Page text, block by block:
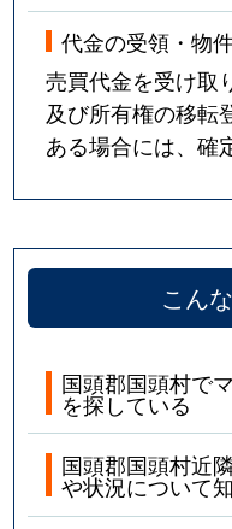
代金の受領・物
売買代金を受け取
及び所有権の移転
ある場合には、確
こん
国頭郡国頭村で
を探している
国頭郡国頭村近
や状況について